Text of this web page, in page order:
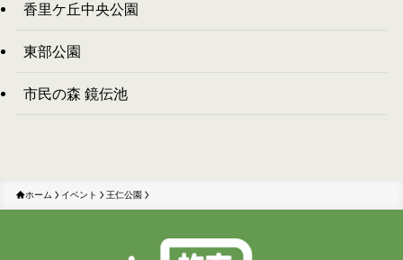
香里ケ丘中央公園
東部公園
市民の森 鏡伝池
ホーム イベント 王仁公園